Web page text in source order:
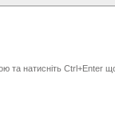
та натисніть Ctrl+Enter